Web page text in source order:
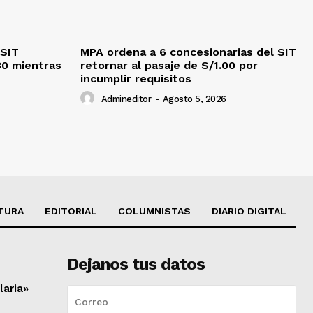
mientras
MPA ordena a 6 concesionarias del SIT
retornar al pasaje de S/1.00 por
incumplir requisitos
Admineditor - Agosto 5, 2026
EDITORIAL COLUMNISTAS DIARIO DIGITAL
Dejanos tus datos